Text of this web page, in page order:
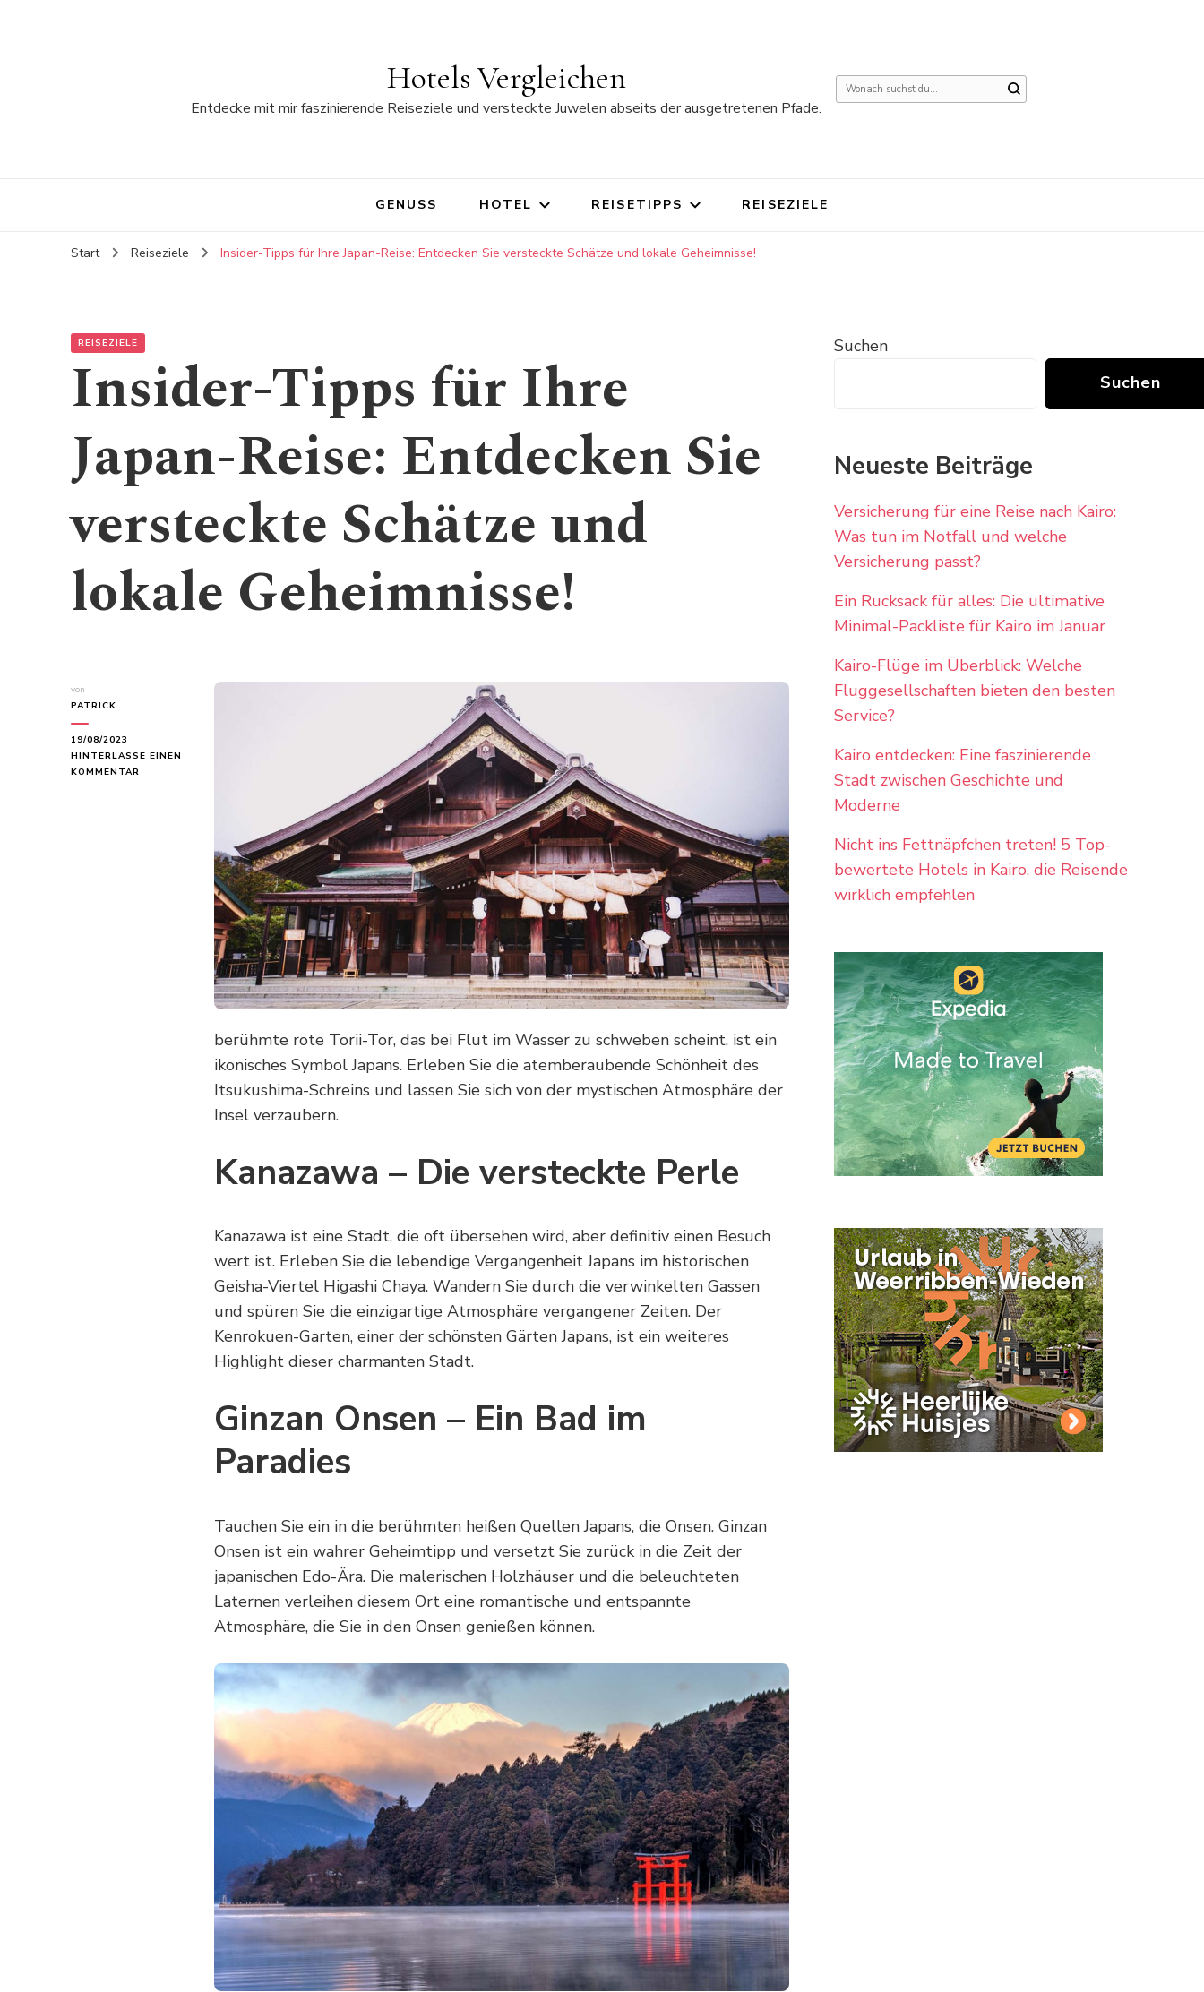
Hotels Vergleichen
Entdecke mit mir faszinierende Reiseziele und versteckte Juwelen abseits der ausgetretenen Pfade.
Suchst
GENUSS HOTEL REISETIPPS REISEZIELE
Start Reiseziele Insider-Tipps für Ihre Japan-Reise: Entdecken Sie versteckte Schätze und lokale Geheimnisse!
REISEZIELE
Insider-Tipps für Ihre
Japan-Reise: Entdecken Sie
versteckte Schätze und
lokale Geheimnisse!
von
PATRICK
19/08/2023
HINTERLASSE EINEN
KOMMENTAR
GEHEIMNISSE!
berühmte rote Torii-Tor, das bei Flut im Wasser zu schweben scheint, ist ein
ikonisches Symbol Japans. Erleben Sie die atemberaubende Schönheit des
Itsukushima-Schreins und lassen Sie sich von der mystischen Atmosphäre der
Insel verzaubern.
Kanazawa – Die versteckte Perle
Kanazawa ist eine Stadt, die oft übersehen wird, aber definitiv einen Besuch
wert ist. Erleben Sie die lebendige Vergangenheit Japans im historischen
Geisha-Viertel Higashi Chaya. Wandern Sie durch die verwinkelten Gassen
und spüren Sie die einzigartige Atmosphäre vergangener Zeiten. Der
Kenrokuen-Garten, einer der schönsten Gärten Japans, ist ein weiteres
Highlight dieser charmanten Stadt.
Ginzan Onsen – Ein Bad im
Paradies
Tauchen Sie ein in die berühmten heißen Quellen Japans, die Onsen. Ginzan
Onsen ist ein wahrer Geheimtipp und versetzt Sie zurück in die Zeit der
japanischen Edo-Ära. Die malerischen Holzhäuser und die beleuchteten
Laternen verleihen diesem Ort eine romantische und entspannte
Atmosphäre, die Sie in den Onsen genießen können.
Suchen
Suchen
Neueste Beiträge
Versicherung für eine Reise nach Kairo:
Was tun im Notfall und welche
Versicherung passt?
Ein Rucksack für alles: Die ultimative
Minimal-Packliste für Kairo im Januar
Kairo-Flüge im Überblick: Welche
Fluggesellschaften bieten den besten
Service?
Kairo entdecken: Eine faszinierende
Stadt zwischen Geschichte und
Moderne
Nicht ins Fettnäpfchen treten! 5 Top-
bewertete Hotels in Kairo, die Reisende
wirklich empfehlen